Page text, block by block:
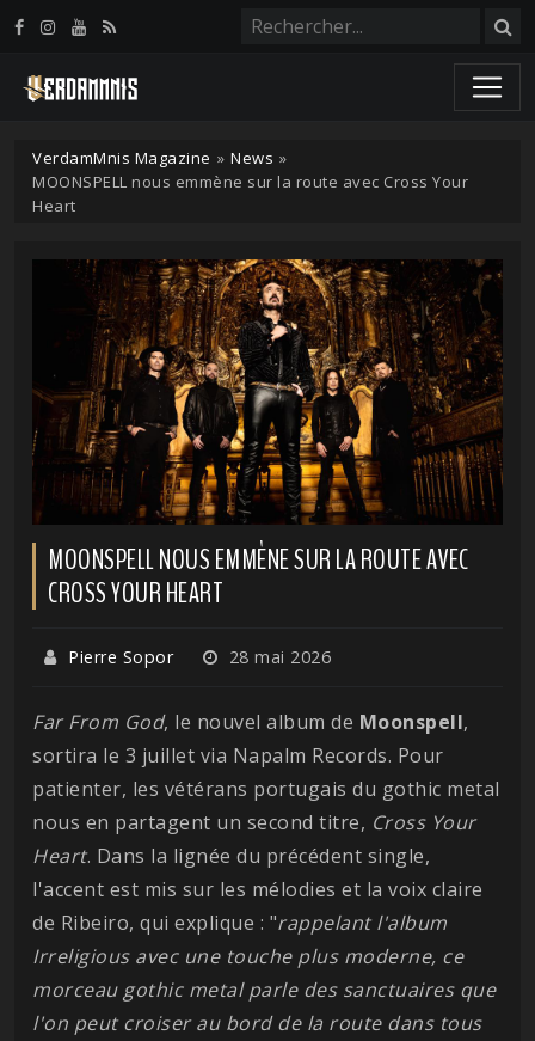
VerdamMnis Magazine » News »
MOONSPELL nous emmène sur la route avec Cross Your
Heart
MOONSPELL NOUS EMMÈNE SUR LA ROUTE AVEC
CROSS YOUR HEART
Pierre Sopor 28 mai 2026
Far From God, le nouvel album de Moonspell,
sortira le 3 juillet via Napalm Records. Pour
patienter, les vétérans portugais du gothic metal
nous en partagent un second titre, Cross Your
Heart. Dans la lignée du précédent single,
l'accent est mis sur les mélodies et la voix claire
de Ribeiro, qui explique : "rappelant l'album
Irreligious avec une touche plus moderne, ce
morceau gothic metal parle des sanctuaires que
l'on peut croiser au bord de la route dans tous
Panneau de gestion des cookies